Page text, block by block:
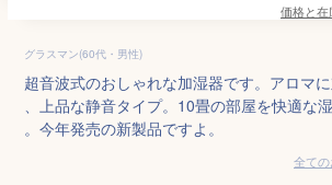
価格と在
グラスマン(60代・男性)
超音波式のおしゃれな加湿器です。アロマ
、上品な静音タイプ。10畳の部屋を快適な
。今年発売の新製品ですよ。
全て